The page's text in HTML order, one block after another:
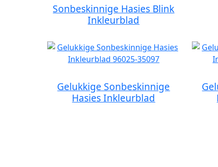
Sonbeskinnige Hasies Blink
Inkleurblad
Gelukkige Sonbeskinnige
Hasies Inkleurblad